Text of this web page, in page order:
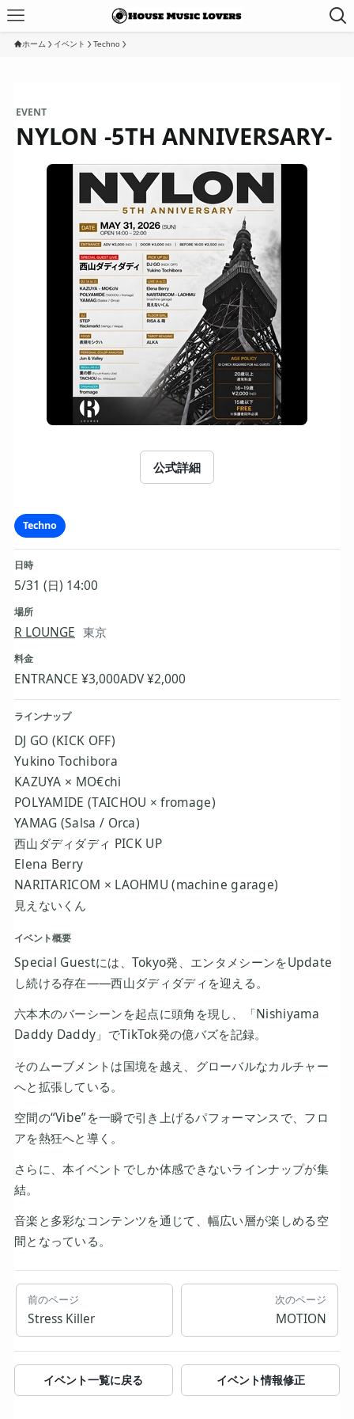
ホーム イベント Techno
EVENT
NYLON -5TH ANNIVERSARY-
公式詳細
Techno
日時
5/31 (日) 14:00
場所
R LOUNGE 東京
料金
ENTRANCE ¥3,000ADV ¥2,000
ラインナップ
DJ GO (KICK OFF)
Yukino Tochibora
KAZUYA × MO€chi
POLYAMIDE (TAICHOU × fromage)
YAMAG (Salsa / Orca)
西山ダディダディ PICK UP
Elena Berry
NARITARICOM × LAOHMU (machine garage)
見えないくん
イベント概要
Special Guestには、Tokyo発、エンタメシーンをUpdate
し続ける存在――西山ダディダディを迎える。
六本木のバーシーンを起点に頭角を現し、「Nishiyama
Daddy Daddy」でTikTok発の億バズを記録。
そのムーブメントは国境を越え、グローバルなカルチャー
へと拡張している。
空間の“Vibe”を一瞬で引き上げるパフォーマンスで、フロ
アを熱狂へと導く。
さらに、本イベントでしか体感できないラインナップが集
結。
音楽と多彩なコンテンツを通じて、幅広い層が楽しめる空
間となっている。
前のページ
Stress Killer
次のページ
MOTION
イベント一覧に戻る イベント情報修正